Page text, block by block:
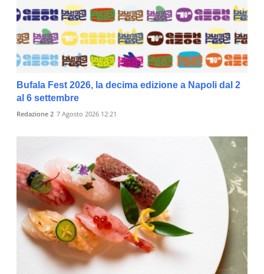
Bufala Fest 2026, la decima edizione a Napoli dal 2
al 6 settembre
Redazione 2 7 Agosto 2026 12:21